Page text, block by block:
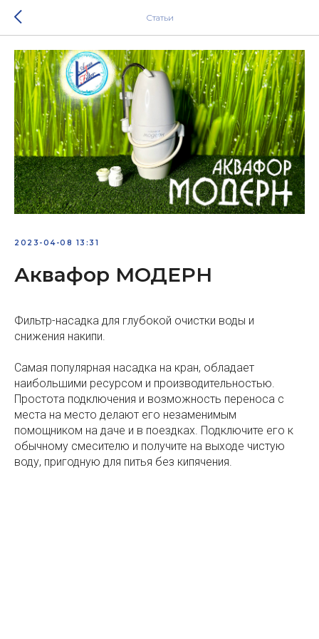
Статьи
2023-04-08 13:31
Аквафор МОДЕРН
Фильтр-насадка для глубокой очистки воды и
снижения накипи.
Самая популярная насадка на кран, обладает
наибольшими ресурсом и производительностью.
Простота подключения и возможность переноса с
места на место делают его незаменимым
помощником на даче и в поездках. Подключите его к
обычному смесителю и получите на выходе чистую
воду, пригодную для питья без кипячения.